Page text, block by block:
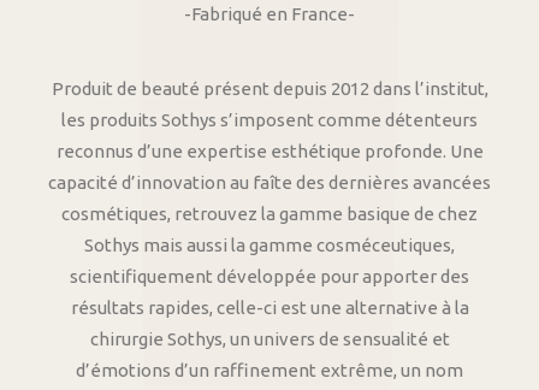
-Fabriqué en France-
Produit de beauté présent depuis 2012 dans l’institut,
les produits Sothys s’imposent comme détenteurs
reconnus d’une expertise esthétique profonde. Une
capacité d’innovation au faîte des dernières avancées
cosmétiques, retrouvez la gamme basique de chez
Sothys mais aussi la gamme cosméceutiques,
scientifiquement développée pour apporter des
résultats rapides, celle-ci est une alternative à la
chirurgie Sothys, un univers de sensualité et
d’émotions d’un raffinement extrême, un nom